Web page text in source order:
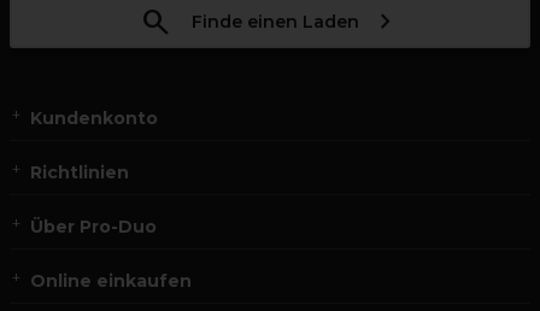
Finde einen Laden
Kundenkonto
Richtlinien
Über Pro-Duo
Online einkaufen